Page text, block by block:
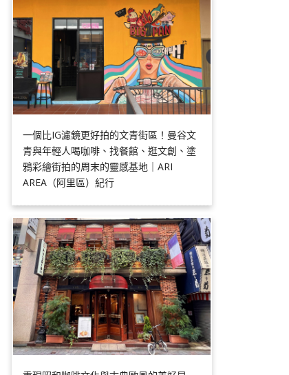
一個比IG濾鏡更好拍的文青街區！曼谷文
青與年輕人喝咖啡、找餐館、逛文創、塗
鴉彩繪街拍的周末的靈感基地｜ARI
AREA（阿里區）紀行